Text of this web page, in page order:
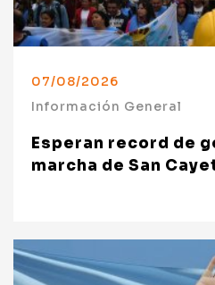
07/08/2026
Información General
Esperan record de
marcha de San